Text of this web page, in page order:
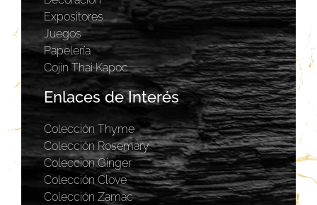
Expositores
Juegos
Papelería
Cojín Thai Kapoc
Enlaces de Interés
Colección Thyme
Colección Rosemary
Coleccion Ginger
Colección Clove
Colección Zamac